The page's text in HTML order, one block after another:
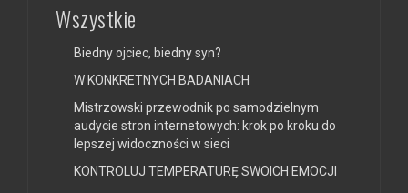
Wszystkie
Biedny ojciec, biedny syn?
W KONKRETNYCH BADANIACH
Mistrzowski przewodnik po samodzielnym
audycie stron internetowych: krok po kroku do
lepszej widoczności w sieci
KONTROLUJ TEMPERATURĘ SWOICH EMOCJI